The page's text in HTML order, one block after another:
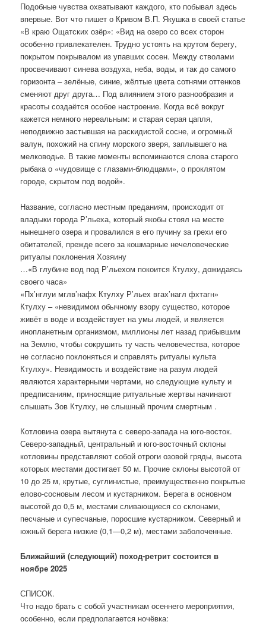
Подобные чувства охватывают каждого, кто побывал здесь
впервые. Вот что пишет о Кривом В.П. Якушка в своей статье
«В краю Ощатских озёр»: «Вид на озеро со всех сторон
особенно привлекателен. Трудно устоять на крутом берегу,
покрытом покрывалом из упавших сосен. Между стволами
просвечивают синева воздуха, неба, воды, и так до самого
горизонта – зелёные, синие, жёлтые цвета сотнями оттенков
сменяют друг друга… Под влиянием этого разнообразия и
красоты создаётся особое настроение. Когда всё вокруг
кажется немного нереальным: и старая серая цапля,
неподвижно застывшая на раскидистой сосне, и огромный
валун, похожий на спину морского зверя, заплывшего на
мелководье. В такие моменты вспоминаются слова старого
рыбака о «чудовище с глазами-блюдцами», о проклятом
городе, скрытом под водой».
Название, согласно местным преданиям, происходит от
владыки города Р’льеха, который якобы стоял на месте
нынешнего озера и провалился в его пучину за грехи его
обитателей, прежде всего за кошмарные нечеловеческие
ритуалы поклонения Хозяину
…«В глубине вод под Р’льехом покоится Ктулху, дожидаясь
своего часа»
«Пх’нглуи мглв’нафх Ктулху Р’льех вгах’нагл фхтагн»
Ктулху – «невидимом обычному взору существо, которое
живёт в воде и воздействует на умы людей, и является
инопланетным организмом, миллионы лет назад прибывшим
на Землю, чтобы сокрушить ту часть человечества, которое
не согласно поклоняться и справлять ритуалы культа
Ктулху». Невидимость и воздействие на разум людей
являются характерными чертами, но следующие культу и
предписаниям, приносящие ритуальные жертвы начинают
слышать Зов Ктулху, не слышный прочим смертным .
Котловина озера вытянута с северо-запада на юго-восток.
Северо-западный, центральный и юго-восточный склоны
котловины представляют собой отроги озовой гряды, высота
которых местами достигает 50 м. Прочие склоны высотой от
10 до 25 м, крутые, суглинистые, преимущественно покрытые
елово-сосновым лесом и кустарником. Берега в основном
высотой до 0,5 м, местами сливающиеся со склонами,
песчаные и супесчаные, поросшие кустарником. Северный и
южный берега низкие (0,1—0,2 м), местами заболоченные.
Ближайший (следующий) поход-ретрит состоится в
ноябре 2025
СПИСОК.
Что надо брать с собой участникам осеннего мероприятия,
особенно, если предполагается ночёвка: